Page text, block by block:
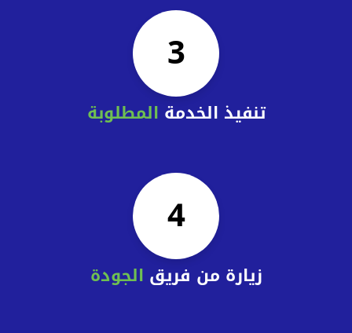
3
تنفيذ الخدمة المطلوبة
4
زيارة من فريق الجودة